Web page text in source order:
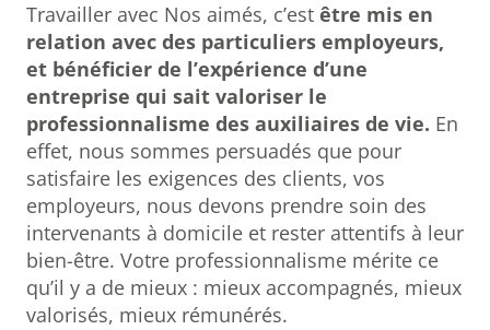
Travailler avec Nos aimés, c’est être mis en
relation avec des particuliers employeurs,
et bénéficier de l’expérience d’une
entreprise qui sait valoriser le
professionnalisme des auxiliaires de vie. En
effet, nous sommes persuadés que pour
satisfaire les exigences des clients, vos
employeurs, nous devons prendre soin des
intervenants à domicile et rester attentifs à leur
bien-être. Votre professionnalisme mérite ce
qu’il y a de mieux : mieux accompagnés, mieux
valorisés, mieux rémunérés.